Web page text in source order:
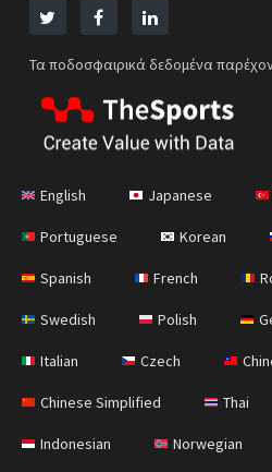
Τα ποδοσφαιρικά δεδομένα
English Japanese
Portuguese Korean
Spanish French
Swedish Polish
Italian Czech
Chinese Simplified Thai
Indonesian Norwegian